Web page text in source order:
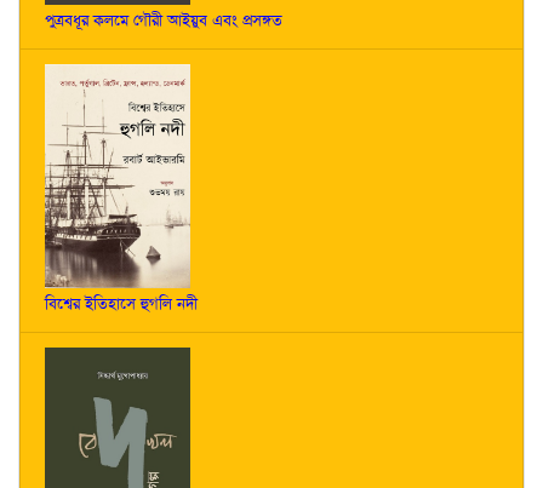
পুত্রবধূর কলমে গৌরী আইয়ুব এবং প্রসঙ্গত
বিশ্বের ইতিহাসে হুগলি নদী